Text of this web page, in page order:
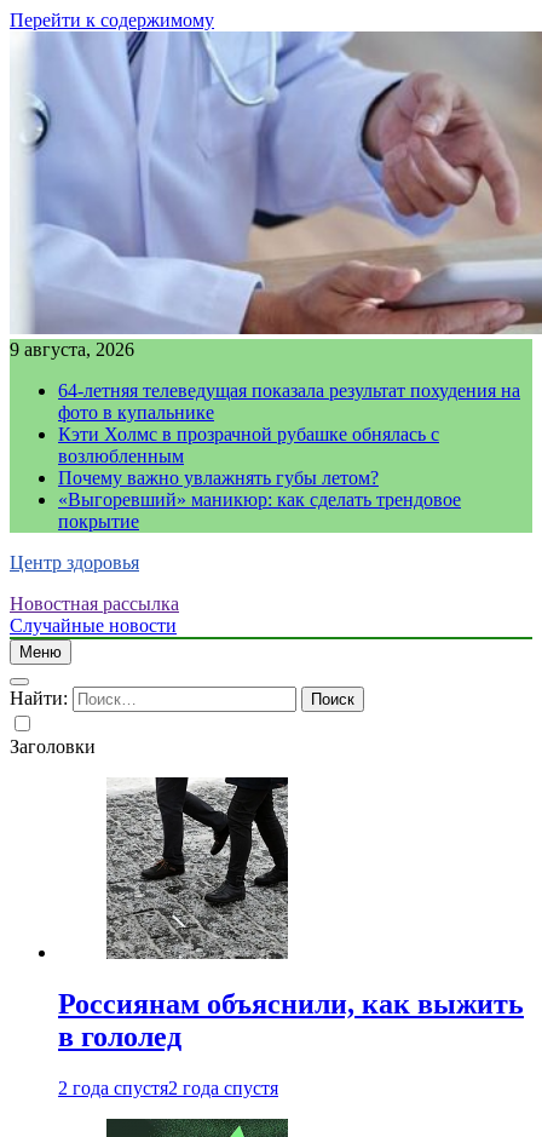
Перейти к содержимому
9 августа, 2026
64-летняя телеведущая показала результат похудения на
фото в купальнике
Кэти Холмс в прозрачной рубашке обнялась с
возлюбленным
Почему важно увлажнять губы летом?
«Выгоревший» маникюр: как сделать трендовое
покрытие
Центр здоровья
Новостная рассылка
Случайные новости
Меню
Найти:
Заголовки
Россиянам объяснили, как выжить
в гололед
2 года спустя2 года спустя